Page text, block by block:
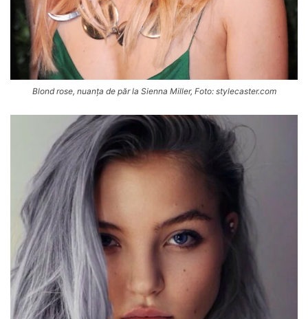
Blond rose, nuanța de păr la Sienna Miller, Foto: stylecaster.com